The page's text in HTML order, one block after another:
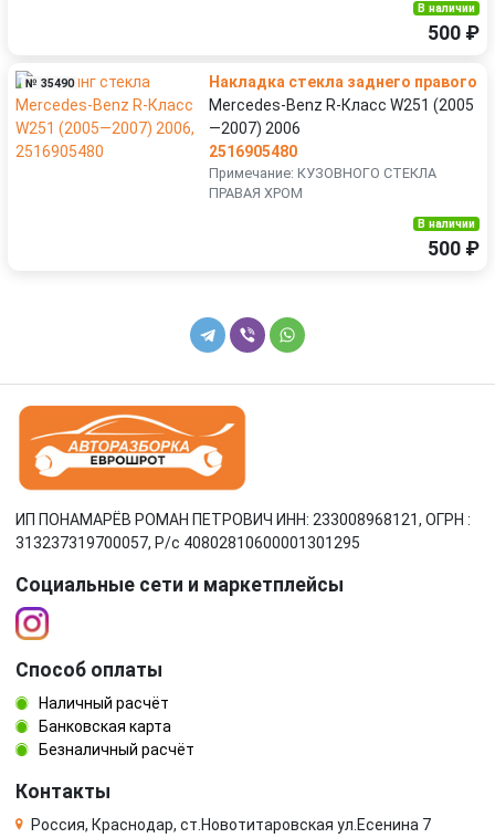
В наличии
500 ₽
№ 35490
Накладка стекла заднего правого
Mercedes-Benz R-Класс W251 (2005
—2007) 2006
2516905480
Примечание: КУЗОВНОГО СТЕКЛА
ПРАВАЯ ХРОМ
В наличии
500 ₽
ИП ПОНАМАРЁВ РОМАН ПЕТРОВИЧ ИНН: 233008968121, ОГРН :
313237319700057, Р/c 40802810600001301295
Социальные сети и маркетплейсы
Способ оплаты
Наличный расчёт
Банковская карта
Безналичный расчёт
Контакты
Россия, Краснодар, ст.Новотитаровская ул.Есенина 7